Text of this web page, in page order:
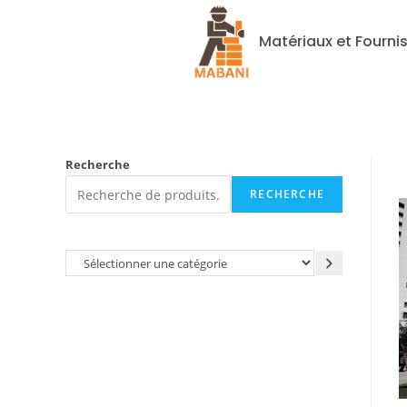
Matériaux et
Recherche
RECHERCHE